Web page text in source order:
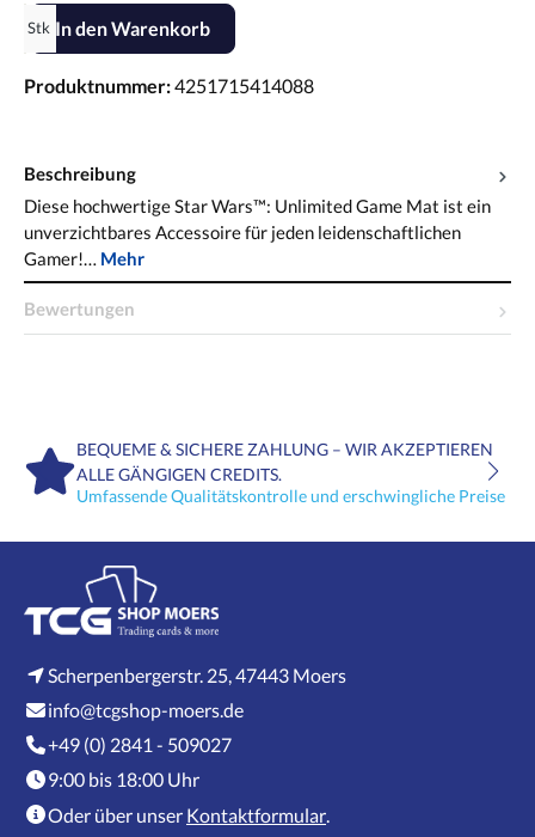
Produkt Anzahl: Gib den gewünschten Wert ein oder benutze die
Stk In den Warenkorb
Produktnummer:4251715414088
Beschreibung
Diese hochwertige Star Wars™: Unlimited Game Mat ist ein
unverzichtbares Accessoire für jeden leidenschaftlichen
Gamer!… Mehr
Bewertungen
BEQUEME & SICHERE ZAHLUNG – WIR AKZEPTIEREN
ALLE GÄNGIGEN CREDITS.
Umfassende Qualitätskontrolle und erschwingliche Preise
Scherpenbergerstr. 25, 47443 Moers
info@tcgshop-moers.de
+49 (0) 2841 - 509027
9:00 bis 18:00 Uhr
Oder über unser Kontaktformular